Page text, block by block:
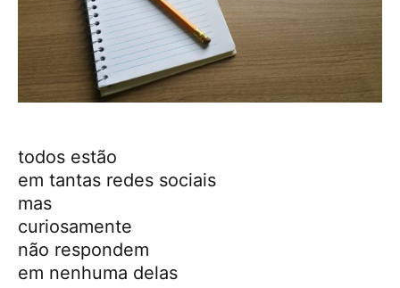
todos estão
em tantas redes sociais
mas
curiosamente
não respondem
em nenhuma delas